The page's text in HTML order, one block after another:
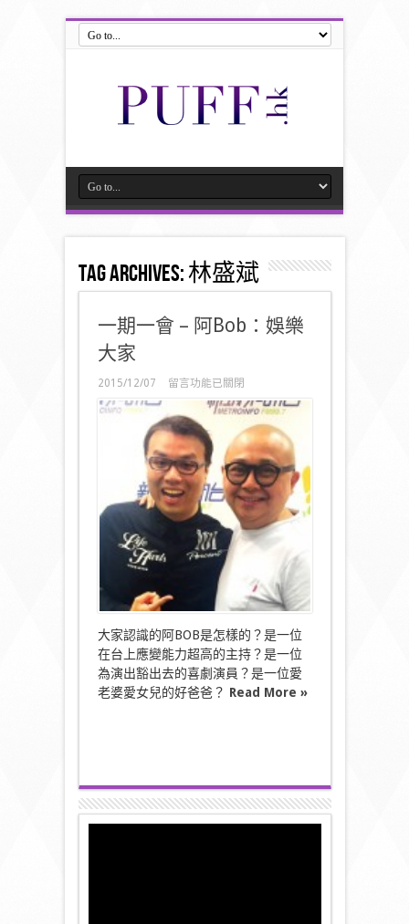
Tag Archives:林盛斌
一期一會 – 阿Bob：娛樂
大家
2015/12/07
在
期
一
會
–
阿
Bob：
娛
樂
家〉
留言功能已關閉
大家認識的阿BOB是怎樣的？是一位
在台上應變能力超高的主持？是一位
為演出豁出去的喜劇演員？是一位愛
老婆愛女兒的好爸爸？ Read More »